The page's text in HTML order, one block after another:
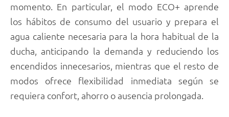
momento. En particular, el modo ECO+ aprende
los hábitos de consumo del usuario y prepara el
agua caliente necesaria para la hora habitual de la
ducha, anticipando la demanda y reduciendo los
encendidos innecesarios, mientras que el resto de
modos ofrece flexibilidad inmediata según se
requiera confort, ahorro o ausencia prolongada.